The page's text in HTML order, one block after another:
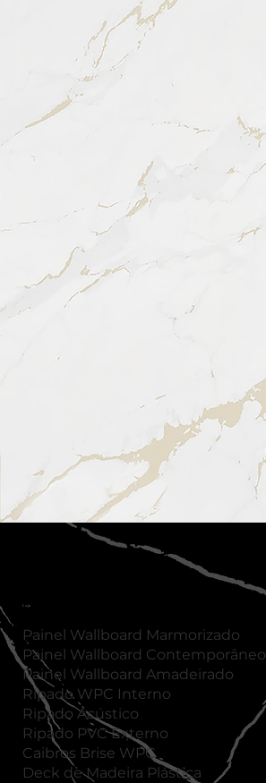
Loja
Painel Wallboard Marmorizado
Painel Wallboard Contemporâneo
Painel Wallboard Amadeirado
Ripado WPC Interno
Ripado Acústico
Ripado PVC Externo
Caibros Brise WPC
Deck de Madeira Plástica